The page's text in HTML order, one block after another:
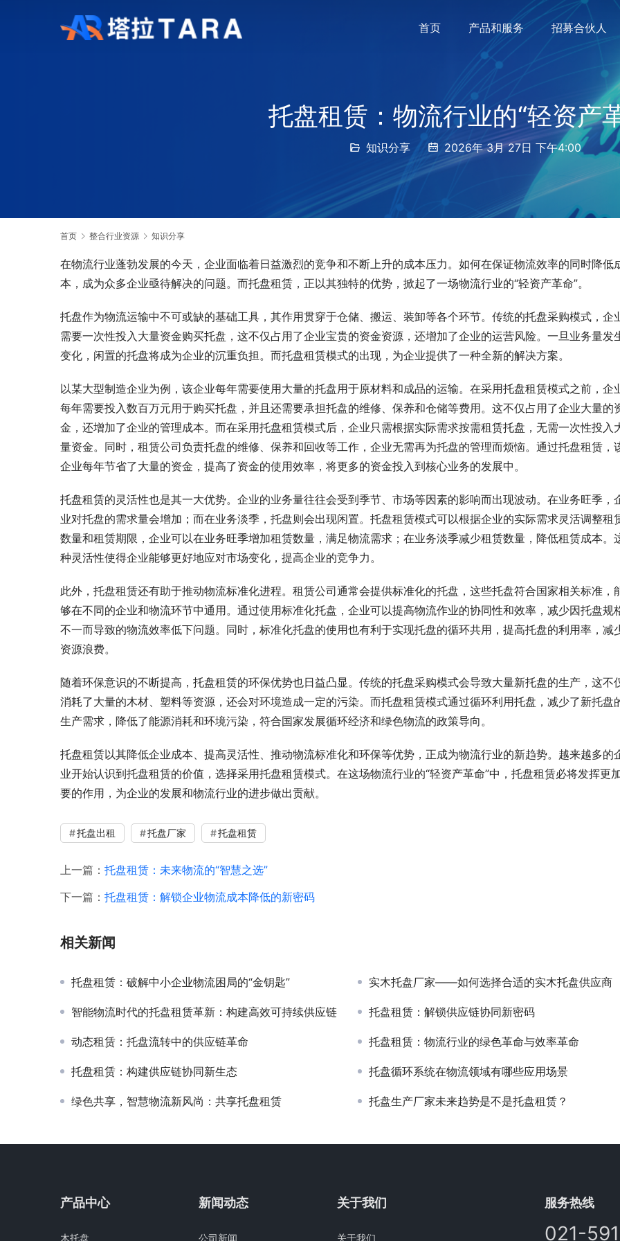
首页 产品和服务 招募合伙人
托盘租赁：物流行业的“轻资产
知识分享 2026年 3月 27日 下午4:00
首页 整合行业资源 知识分享
在物流行业蓬勃发展的今天，企业面临着日益激烈的竞争和不断上升的成本压力。如何在保证物流效率的同时降低
本，成为众多企业亟待解决的问题。而托盘租赁，正以其独特的优势，掀起了一场物流行业的“轻资产革命”。
托盘作为物流运输中不可或缺的基础工具，其作用贯穿于仓储、搬运、装卸等各个环节。传统的托盘采购模式，企
需要一次性投入大量资金购买托盘，这不仅占用了企业宝贵的资金资源，还增加了企业的运营风险。一旦业务量发
变化，闲置的托盘将成为企业的沉重负担。而托盘租赁模式的出现，为企业提供了一种全新的解决方案。
以某大型制造企业为例，该企业每年需要使用大量的托盘用于原材料和成品的运输。在采用托盘租赁模式之前，企
每年需要投入数百万元用于购买托盘，并且还需要承担托盘的维修、保养和仓储等费用。这不仅占用了企业大量的
金，还增加了企业的管理成本。而在采用托盘租赁模式后，企业只需根据实际需求按需租赁托盘，无需一次性投入
量资金。同时，租赁公司负责托盘的维修、保养和回收等工作，企业无需再为托盘的管理而烦恼。通过托盘租赁，
企业每年节省了大量的资金，提高了资金的使用效率，将更多的资金投入到核心业务的发展中。
托盘租赁的灵活性也是其一大优势。企业的业务量往往会受到季节、市场等因素的影响而出现波动。在业务旺季，
业对托盘的需求量会增加；而在业务淡季，托盘则会出现闲置。托盘租赁模式可以根据企业的实际需求灵活调整租
数量和租赁期限，企业可以在业务旺季增加租赁数量，满足物流需求；在业务淡季减少租赁数量，降低租赁成本。
种灵活性使得企业能够更好地应对市场变化，提高企业的竞争力。
此外，托盘租赁还有助于推动物流标准化进程。租赁公司通常会提供标准化的托盘，这些托盘符合国家相关标准，
够在不同的企业和物流环节中通用。通过使用标准化托盘，企业可以提高物流作业的协同性和效率，减少因托盘规
不一而导致的物流效率低下问题。同时，标准化托盘的使用也有利于实现托盘的循环共用，提高托盘的利用率，减
资源浪费。
随着环保意识的不断提高，托盘租赁的环保优势也日益凸显。传统的托盘采购模式会导致大量新托盘的生产，这不
消耗了大量的木材、塑料等资源，还会对环境造成一定的污染。而托盘租赁模式通过循环利用托盘，减少了新托盘
生产需求，降低了能源消耗和环境污染，符合国家发展循环经济和绿色物流的政策导向。
托盘租赁以其降低企业成本、提高灵活性、推动物流标准化和环保等优势，正成为物流行业的新趋势。越来越多的
业开始认识到托盘租赁的价值，选择采用托盘租赁模式。在这场物流行业的“轻资产革命”中，托盘租赁必将发挥更
要的作用，为企业的发展和物流行业的进步做出贡献。
托盘出租 托盘厂家 托盘租赁
上一篇： 托盘租赁：未来物流的“智慧之选”
下一篇： 托盘租赁：解锁企业物流成本降低的新密码
相关新闻
托盘租赁：破解中小企业物流困局的“金钥匙” 实木托盘厂家——如何选择合适的实木托盘供应商
智能物流时代的托盘租赁革新：构建高效可持续供应链 托盘租赁：解锁供应链协同新密码
动态租赁：托盘流转中的供应链革命 托盘租赁：物流行业的绿色革命与效率革命
托盘租赁：构建供应链协同新生态 托盘循环系统在物流领域有哪些应用场景
绿色共享，智慧物流新风尚：共享托盘租赁 托盘生产厂家未来趋势是不是托盘租赁？
产品中心
木托盘
新闻动态
公司新闻
关于我们
关于我们
服务热线
021-